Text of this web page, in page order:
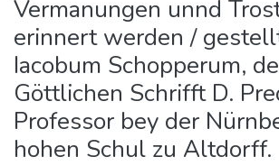
Vermanungen unnd
erinnert werden /
Iacobum Schopperum,
Göttlichen Schrifft D.
Professor bey der
hohen Schul zu Altdorff.